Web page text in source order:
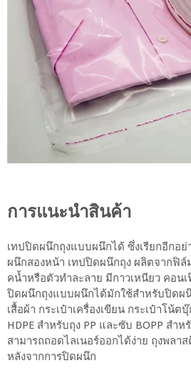
การแนะนำสินค้า
เทปปิดผนึกถุงแบบผนึกได้ ซึ่งเรียกอีกอย่
ผนึกสองหน้า เทปปิดผนึกถุง ผลิตจากฟิล์
คน้ำหรือตัวทำละลาย มีกาวเหนียว คอน
ปิดผนึกถุงแบบผนึกได้มักใช้สำหรับปิดผนึ
เสื้อผ้า กระเป๋าเครื่องเขียน กระเป๋าโน้
HDPE สำหรับถุง PP และซับ BOPP สำห
สามารถถอดไลเนอร์ออกได้ง่าย ถุงพลา
หลังจากการปิดผนึก